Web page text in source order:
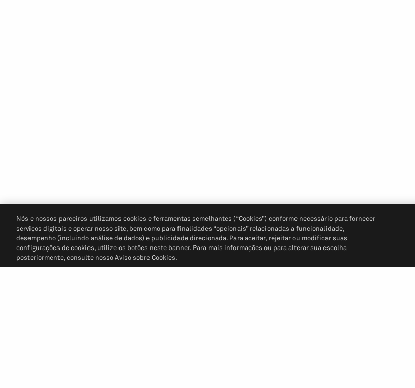
Nós e nossos parceiros utilizamos cookies e ferramentas semelhantes (“Cookies”) conforme necessário para fornecer
serviços digitais e operar nosso site, bem como para finalidades “opcionais” relacionadas a funcionalidade,
desempenho (incluindo análise de dados) e publicidade direcionada. Para aceitar, rejeitar ou modificar suas
configurações de cookies, utilize os botões neste banner. Para mais informações ou para alterar sua escolha
posteriormente, consulte nosso Aviso sobre Cookies.